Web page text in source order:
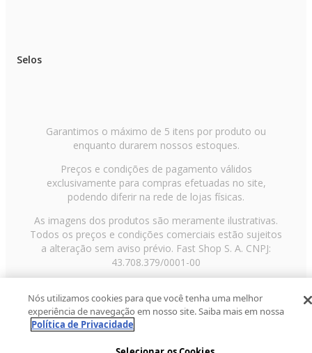
Selos
Garantimos o máximo de 5 itens por produto ou
enquanto durarem nossos estoques.
Preços e condições de pagamento válidos
exclusivamente para compras efetuadas no site,
podendo diferir na rede de lojas físicas.
As imagens dos produtos são meramente ilustrativas.
Todos os preços e condições comerciais estão sujeitos
a alteração sem aviso prévio. Fast Shop S. A. CNPJ:
43.708.379/0001-00
Paulo/SP, CEP 02029-001, Telefone: 11 3003-3728 ©
2013 Fast Shop - Todos os direitos reservadosRF
Nós utilizamos cookies para que você tenha uma melhor
experiência de navegação em nosso site. Saiba mais em nossa
Política de Privacidade